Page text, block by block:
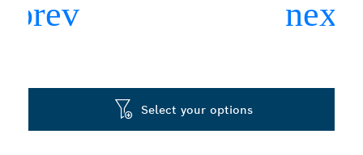
Select your options